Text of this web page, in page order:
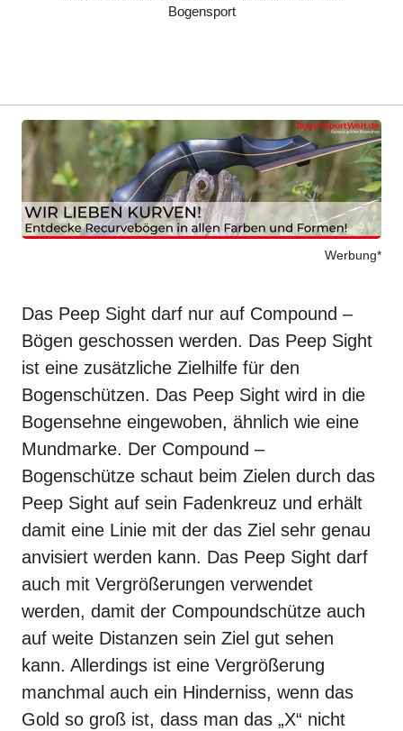
Bogensport
Werbung*
Das Peep Sight darf nur auf Compound –
Bögen geschossen werden. Das Peep Sight
ist eine zusätzliche Zielhilfe für den
Bogenschützen. Das Peep Sight wird in die
Bogensehne eingewoben, ähnlich wie eine
Mundmarke. Der Compound –
Bogenschütze schaut beim Zielen durch das
Peep Sight auf sein Fadenkreuz und erhält
damit eine Linie mit der das Ziel sehr genau
anvisiert werden kann. Das Peep Sight darf
auch mit Vergrößerungen verwendet
werden, damit der Compoundschütze auch
auf weite Distanzen sein Ziel gut sehen
kann. Allerdings ist eine Vergrößerung
manchmal auch ein Hinderniss, wenn das
Gold so groß ist, dass man das „X“ nicht